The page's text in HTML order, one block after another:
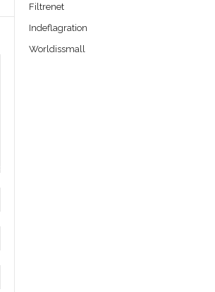
Filtrenet
Indeflagration
Worldissmall